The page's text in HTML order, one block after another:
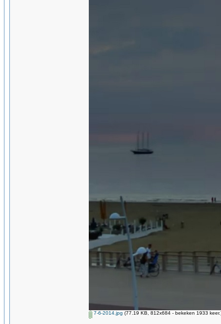
7-6-2014.jpg (77.19 KB, 812x684 - bekeken 1933